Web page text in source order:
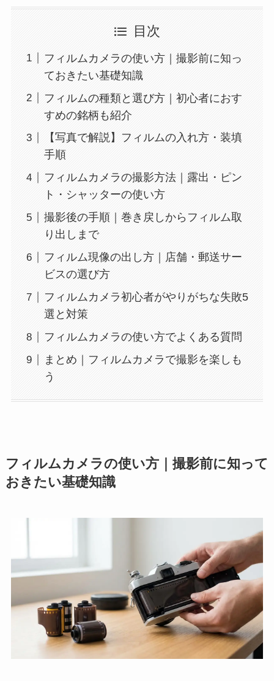
目次
フィルムカメラの使い方｜撮影前に知っ
ておきたい基礎知識
フィルムの種類と選び方｜初心者におす
すめの銘柄も紹介
【写真で解説】フィルムの入れ方・装填
手順
フィルムカメラの撮影方法｜露出・ピン
ト・シャッターの使い方
撮影後の手順｜巻き戻しからフィルム取
り出しまで
フィルム現像の出し方｜店舗・郵送サー
ビスの選び方
フィルムカメラ初心者がやりがちな失敗5
選と対策
フィルムカメラの使い方でよくある質問
まとめ｜フィルムカメラで撮影を楽しも
う
フィルムカメラの使い方｜撮影前に知って
おきたい基礎知識